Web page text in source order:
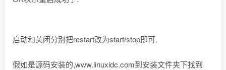
启动和关闭分别把restart改为start/stop即可.
假如是源码安装的,www.linuxidc.com到安装文件夹下找到